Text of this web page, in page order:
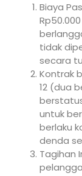
Biaya
tidak
secara
Kontrak
12 (dua
untuk
berlaku
denda
Tagihan